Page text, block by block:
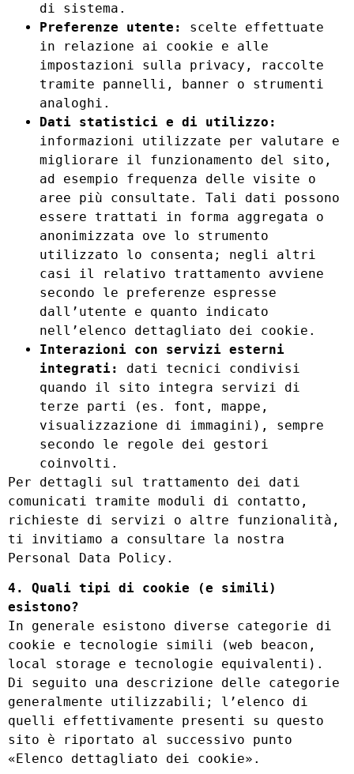
di sistema.
Preferenze utente:
scelte effettuate
in relazione ai cookie e alle
impostazioni sulla privacy, raccolte
tramite pannelli, banner o strumenti
analoghi.
Dati statistici e di utilizzo:
informazioni utilizzate per valutare e
migliorare il funzionamento del sito,
ad esempio frequenza delle visite o
aree più consultate. Tali dati possono
essere trattati in forma aggregata o
anonimizzata ove lo strumento
utilizzato lo consenta; negli altri
casi il relativo trattamento avviene
secondo le preferenze espresse
dall’utente e quanto indicato
nell’elenco dettagliato dei cookie.
Interazioni con servizi esterni
integrati:
dati tecnici condivisi
quando il sito integra servizi di
terze parti (es. font, mappe,
visualizzazione di immagini), sempre
secondo le regole dei gestori
coinvolti.
Per dettagli sul trattamento dei dati
comunicati tramite moduli di contatto,
richieste di servizi o altre funzionalità,
ti invitiamo a consultare la nostra
Personal Data Policy.
4. Quali tipi di cookie (e simili)
esistono?
In generale esistono diverse categorie di
cookie e tecnologie simili (web beacon,
local storage e tecnologie equivalenti).
Di seguito una descrizione delle categorie
generalmente utilizzabili; l’elenco di
quelli effettivamente presenti su questo
sito è riportato al successivo punto
«Elenco dettagliato dei cookie».